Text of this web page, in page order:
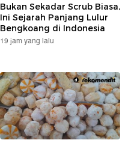
Bukan Sekadar Scrub Biasa,
Ini Sejarah Panjang Lulur
Bengkoang di Indonesia
19 jam yang lalu